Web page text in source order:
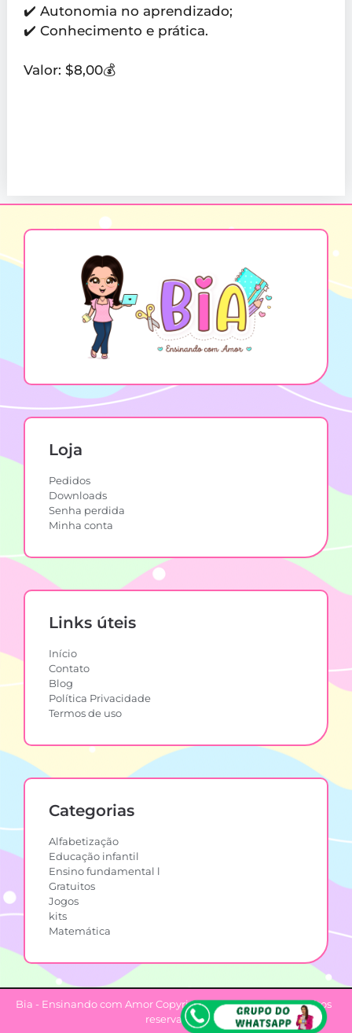
✔️ Autonomia no aprendizado;
✔️ Conhecimento e prática.
Valor: $8,00💰
Loja
Pedidos
Downloads
Senha perdida
Minha conta
Links úteis
Início
Contato
Blog
Política Privacidade
Termos de uso
Categorias
Alfabetização
Educação infantil
Ensino fundamental l
Gratuitos
Jogos
kits
Matemática
Bia - Ensinando com Amor Copyright © 2022. Todos os direitos
reservados.